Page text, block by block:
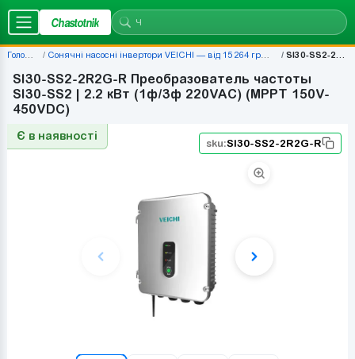
Chastotnik
Головна Сонячні насосні інвертори VEICHI — від 15 264 грн | Chastotnik.ua SI30-SS2-2R2G-R
SI30-SS2-2R2G-R Преобразователь частоты
SI30-SS2 | 2.2 кВт (1ф/3ф 220VAC) (MPPT 150V-
450VDC)
Є в наявності
sku:SI30-SS2-2R2G-R